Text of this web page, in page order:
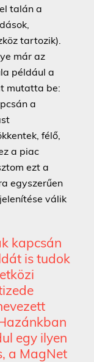
talán a
tartozik).
már az
például a
mutatta be:
a
félő,
a piac
ezt a
egyszerűen
válik
kapcsán
is tudok
egy ilyen
a MagNet